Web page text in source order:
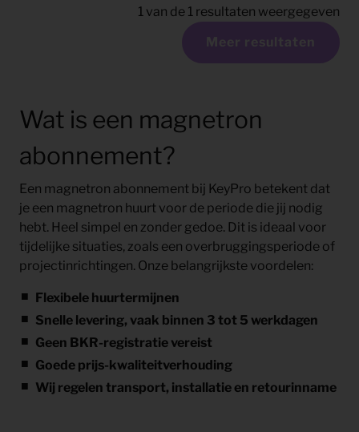
1 van de 1 resultaten weergegeven
Meer resultaten
Wat is een magnetron
abonnement?
Een magnetron abonnement bij KeyPro betekent dat
je een magnetron huurt voor de periode die jij nodig
hebt. Heel simpel en zonder gedoe. Dit is ideaal voor
tijdelijke situaties, zoals een overbruggingsperiode of
projectinrichtingen. Onze belangrijkste voordelen:
Flexibele huurtermijnen
Snelle levering, vaak binnen 3 tot 5 werkdagen
Geen BKR-registratie vereist
Goede prijs-kwaliteitverhouding
Wij regelen transport, installatie en retourinname